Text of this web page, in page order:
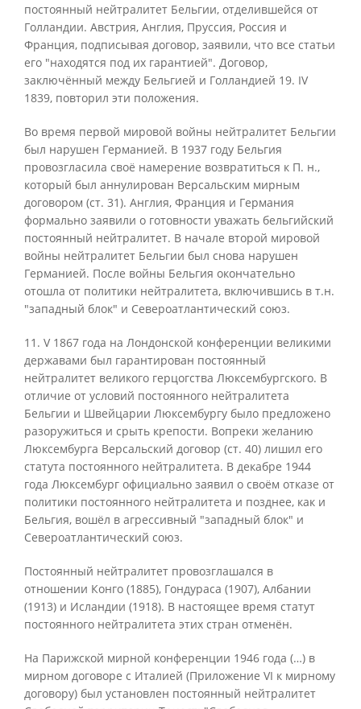
постоянный нейтралитет Бельгии, отделившейся от
Голландии. Австрия, Англия, Пруссия, Россия и
Франция, подписывая договор, заявили, что все статьи
его "находятся под их гарантией". Договор,
заключённый между Бельгией и Голландией 19. IV
1839, повторил эти положения.
Во время первой мировой войны нейтралитет Бельгии
был нарушен Германией. В 1937 году Бельгия
провозгласила своё намерение возвратиться к П. н.,
который был аннулирован Версальским мирным
договором (ст. 31). Англия, Франция и Германия
формально заявили о готовности уважать бельгийский
постоянный нейтралитет. В начале второй мировой
войны нейтралитет Бельгии был снова нарушен
Германией. После войны Бельгия окончательно
отошла от политики нейтралитета, включившись в т.н.
"западный блок" и Североатлантический союз.
11. V 1867 года на Лондонской конференции великими
державами был гарантирован постоянный
нейтралитет великого герцогства Люксембургского. В
отличие от условий постоянного нейтралитета
Бельгии и Швейцарии Люксембургу было предложено
разоружиться и срыть крепости. Вопреки желанию
Люксембурга Версальский договор (ст. 40) лишил его
статута постоянного нейтралитета. В декабре 1944
года Люксембург официально заявил о своём отказе от
политики постоянного нейтралитета и позднее, как и
Бельгия, вошёл в агрессивный "западный блок" и
Североатлантический союз.
Постоянный нейтралитет провозглашался в
отношении Конго (1885), Гондураса (1907), Албании
(1913) и Исландии (1918). В настоящее время статут
постоянного нейтралитета этих стран отменён.
На Парижской мирной конференции 1946 года (…) в
мирном договоре с Италией (Приложение VI к мирному
договору) был установлен постоянный нейтралитет